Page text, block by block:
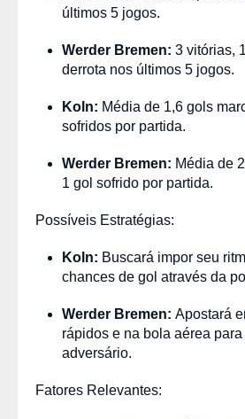
últimos 5 jogos.
Werder Bremen: 3 vitórias,
derrota nos últimos 5 jogos.
Koln: Média de 1,6 gols
sofridos por partida.
Werder Bremen: Média de
1 gol sofrido por partida.
Possíveis Estratégias:
Koln: Buscará impor seu
chances de gol através da
Werder Bremen: Apostará
rápidos e na bola aérea
adversário.
Fatores Relevantes: